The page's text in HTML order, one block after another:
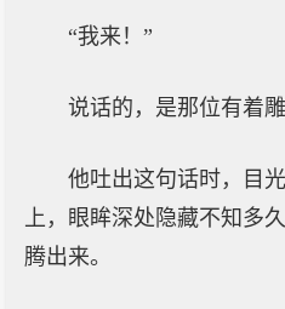
“我来！”
说话的，是那位有着
他吐出这句话时，目
上，眼眸深处隐藏不知多
腾出来。